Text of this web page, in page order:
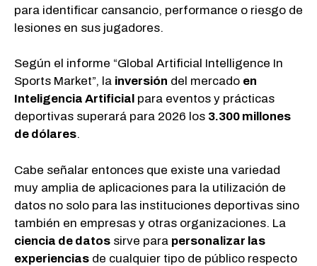
para identificar cansancio, performance o riesgo de
lesiones en sus jugadores.
Según el informe “Global Artificial Intelligence In
Sports Market”, la inversión del mercado en
Inteligencia Artificial para eventos y prácticas
deportivas superará para 2026 los 3.300 millones
de dólares.
Cabe señalar entonces que existe una variedad
muy amplia de aplicaciones para la utilización de
datos no solo para las instituciones deportivas sino
también en empresas y otras organizaciones. La
ciencia de datos sirve para personalizar las
experiencias de cualquier tipo de público respecto